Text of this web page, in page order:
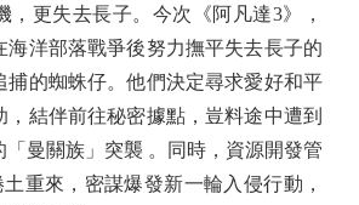
，更失去長子。今次《阿凡達3》，
海洋部落戰爭後努力撫平失去長子的
捕的蜘蛛仔。他們決定尋求愛好和平
，結伴前往秘密據點，豈料途中遭到
曼關族」突襲 。同時，資源開發管
重來，密謀爆發新一輪入侵行動，